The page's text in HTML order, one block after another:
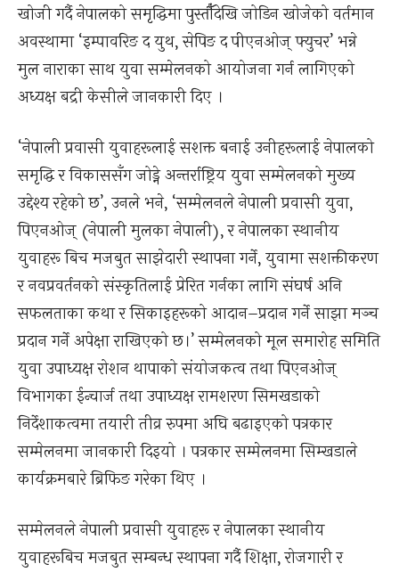
खोजी गर्दै नेपालको समृद्धिमा पुस्तौँदेखि जोडिन खोजेको वर्तमान
अवस्थामा ‘इम्पावरिङ द युथ, सेपिङ द पीएनओज् फ्युचर’ भन्ने
मुल नाराका साथ युवा सम्मेलनको आयोजना गर्न लागिएको
अध्यक्ष बद्री केसीले जानकारी दिए ।
‘नेपाली प्रवासी युवाहरूलाई सशक्त बनाई उनीहरूलाई नेपालको
समृद्धि र विकाससँग जोड्ने अन्तर्राष्ट्रिय युवा सम्मेलनको मुख्य
उद्देश्य रहेको छ’, उनले भने, ‘सम्मेलनले नेपाली प्रवासी युवा,
पिएनओज् (नेपाली मुलका नेपाली), र नेपालका स्थानीय
युवाहरू बिच मजबुत साझेदारी स्थापना गर्ने, युवामा सशक्तीकरण
र नवप्रवर्तनको संस्कृतिलाई प्रेरित गर्नका लागि संघर्ष अनि
सफलताका कथा र सिकाइहरूको आदान–प्रदान गर्ने साझा मञ्च
प्रदान गर्ने अपेक्षा राखिएको छ।’ सम्मेलनको मूल समारोह समिति
युवा उपाध्यक्ष रोशन थापाको संयोजकत्व तथा पिएनओज्
विभागका ईन्चार्ज तथा उपाध्यक्ष रामशरण सिमखडाको
निर्देशाकत्वमा तयारी तीव्र रुपमा अघि बढाइएको पत्रकार
सम्मेलनमा जानकारी दिइयो । पत्रकार सम्मेलनमा सिम्खडाले
कार्यक्रमबारे ब्रिफिङ गरेका थिए ।
सम्मेलनले नेपाली प्रवासी युवाहरू र नेपालका स्थानीय
युवाहरूबिच मजबुत सम्बन्ध स्थापना गर्दै शिक्षा, रोजगारी र